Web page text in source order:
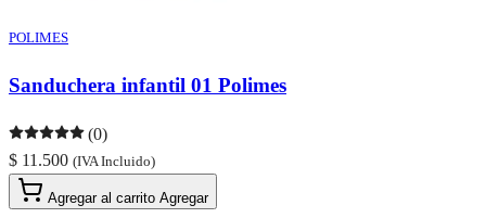
POLIMES
Sanduchera infantil 01 Polimes
(0)
$ 11.500 (IVA Incluido)
Agregar al carrito Agregar